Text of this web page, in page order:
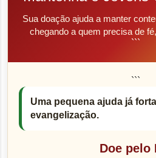
Sua doação ajuda a manter
chegando a quem precisa de
```
```
Uma pequena ajuda já
evangelização.
Doe pelo